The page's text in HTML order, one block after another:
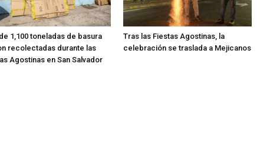
1,100 toneladas de basura
recolectadas durante las
Agostinas en San Salvador
Tras las Fiestas Agostinas, la
celebración se traslada a Mejicanos